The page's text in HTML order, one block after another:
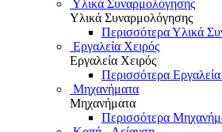
Υλικά Συναρμολόγησης
Υλικά Συναρμολόγησης
Περισσότερα Υλικά
Εργαλεία Χειρός
Εργαλεία Χειρός
Περισσότερα
Μηχανήματα
Μηχανήματα
Περισσότερα